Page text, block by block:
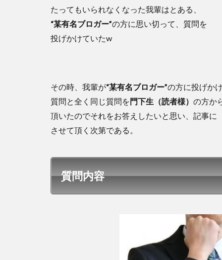
たってもいられなくなった我輩はとある、
“某有名ブロガー”の方に思い切って、質問を
投げかけていたw
その時、我輩が“某有名ブロガー”の方に投げか
質問と全く同じ質問を門下生（読者様） の方か
頂いたのでそれをお答えしたいと思い、記事に
させて頂く次第である。
質問内容